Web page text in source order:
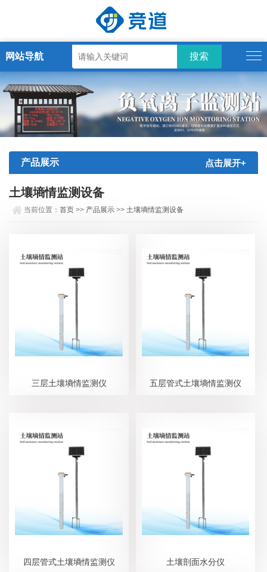
网站导航
产品展示 点击展开+
土壤墒情监测设备
当前位置：首页 >> 产品展示 >> 土壤墒情监测设备
三层土壤墒情监测仪 五层管式土壤墒情监测仪
四层管式土壤墒情监测仪 土壤剖面水分仪